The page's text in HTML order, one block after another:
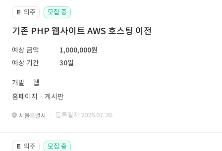
📔 외주 모집 중
기존 PHP 웹사이트 AWS 호스팅 이전
예상 금액
1,000,000원
예상 기간
30일
개발
웹
홈페이지ㆍ게시판
서울특별시 · 등록일자 2026.07.28.
📔 외주 모집 중